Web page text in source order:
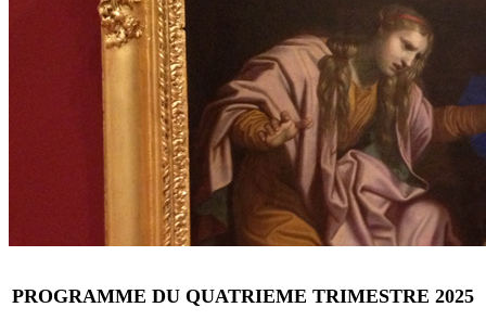
PROGRAMME DU QUATRIEME TRIMESTRE 2025